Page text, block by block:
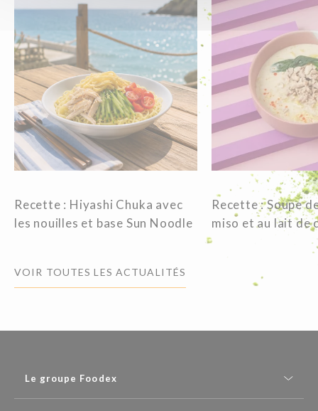
Recette : Hiyashi Chuka avec
les nouilles et base Sun Noodle
Recette : Soupe
miso et au lait de
VOIR TOUTES LES ACTUALITÉS
Le groupe Foodex